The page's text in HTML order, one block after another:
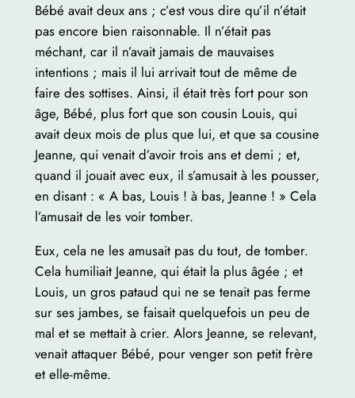
Bébé avait deux ans ; c’est vous dire qu’il n’était
pas encore bien raisonnable. Il n’était pas
méchant, car il n’avait jamais de mauvaises
intentions ; mais il lui arrivait tout de même de
faire des sottises. Ainsi, il était très fort pour son
âge, Bébé, plus fort que son cousin Louis, qui
avait deux mois de plus que lui, et que sa cousine
Jeanne, qui venait d’avoir trois ans et demi ; et,
quand il jouait avec eux, il s’amusait à les pousser,
en disant : « A bas, Louis ! à bas, Jeanne ! » Cela
l’amusait de les voir tomber.
Eux, cela ne les amusait pas du tout, de tomber.
Cela humiliait Jeanne, qui était la plus âgée ; et
Louis, un gros pataud qui ne se tenait pas ferme
sur ses jambes, se faisait quelquefois un peu de
mal et se mettait à crier. Alors Jeanne, se relevant,
venait attaquer Bébé, pour venger son petit frère
et elle-même.